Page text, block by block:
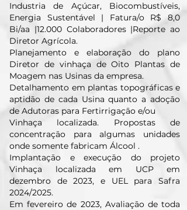
Industria de Açúcar, Biocombustíveis,
Energia Sustentável | Fatura/o R$ 8,0
Bi/aa |12.000 Colaboradores |Reporte ao
Diretor Agrícola.
Planejamento e elaboração do plano
Diretor de vinhaça de Oito Plantas de
Moagem nas Usinas da empresa.
Detalhamento em plantas topográficas e
aptidāo de cada Usina quanto a adoçāo
de Adutoras para Fertirrigaçāo e/ou
Vinhaça localizada. Propostas de
concentraçāo para algumas unidades
onde somente fabricam Álcool .
Implantaçāo e execuçāo do projeto
Vinhaça localizada em UCP em
dezembro de 2023, e UEL para Safra
2024/2025.
Em fevereiro de 2023, Avaliaçāo de toda